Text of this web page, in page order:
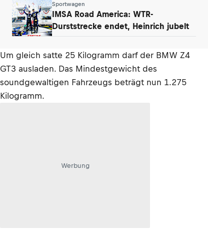
Sportwagen
IMSA Road America: WTR-
Durststrecke endet, Heinrich jubelt
Um gleich satte 25 Kilogramm darf der BMW Z4
GT3 ausladen. Das Mindestgewicht des
soundgewaltigen Fahrzeugs beträgt nun 1.275
Kilogramm.
Werbung